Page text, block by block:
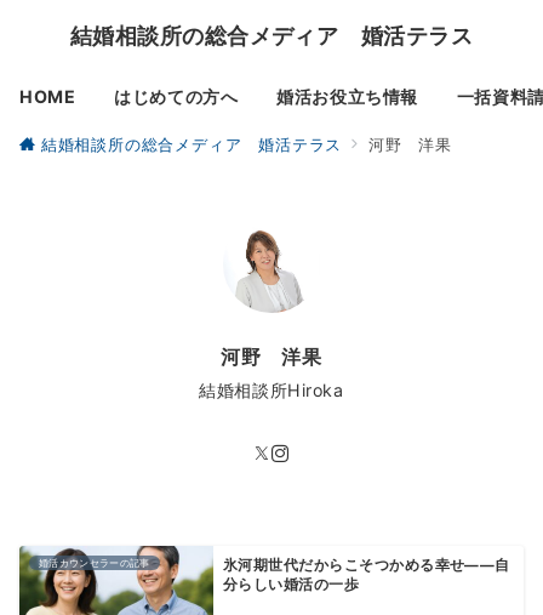
結婚相談所の総合メディア 婚活テラス
HOME はじめての方へ 婚活お役立ち情報 一括資料
結婚相談所の総合メディア 婚活テラス 河野 洋果
河野 洋果
結婚相談所Hiroka
婚活カウンセラーの記事
氷河期世代だからこそつかめる幸せ――自
分らしい婚活の一歩